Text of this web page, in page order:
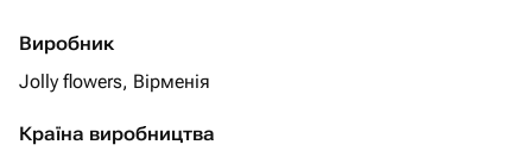
Виробник
Jolly flowers, Вірменія
Країна виробництва